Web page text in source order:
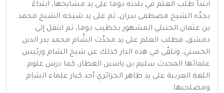
ابتدأ طلب العلم في بلدته دوما على يد مشايخها، ابتداءً
بجدِّه الشيخ مصطفى بدران، ثم على يد شيخه الشيخ محمد
بن عثمان الحنبلي المشهور بخطيب دوما، ثم انتقل إلى
دمشق، فطلب العلم على يد محدِّث الشَّام محمد بدر الدين
الحسني، وتلقّى في هذه الدار كذلك عن شيخ الشام ورئيس
علمائها المحدث سليم بن ياسين العطار، كما درس علوم
اللغة العربية على يد طاهر الجزائري أحد كبار علماء الشام
ومصلحيها.